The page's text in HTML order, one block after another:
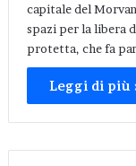
capitale del
spazi per la libera
protetta, che fa
Leggi di più